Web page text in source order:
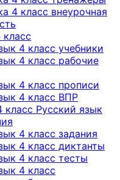
4 класс внеурочная
4 класс учебники
4 класс рабочие
4 класс прописи
4 класс ВПР
класс Русский язык
4 класс задания
4 класс диктанты
4 класс тесты
4 класс